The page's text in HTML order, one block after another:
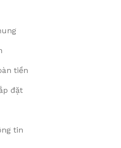
tiền
đặt
tin